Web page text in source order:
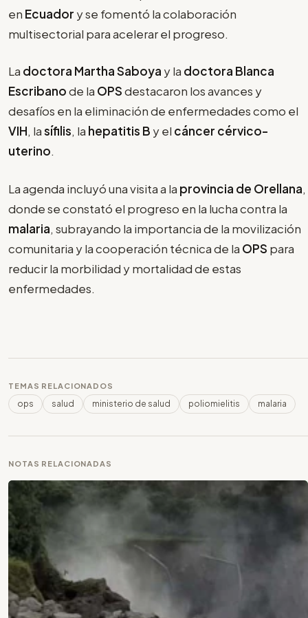
en Ecuador y se fomentó la colaboración
multisectorial para acelerar el progreso.
La doctora Martha Saboya y la doctora Blanca
Escribanode la OPSdestacaron los avances y
desafíos en la eliminación de enfermedades como el
VIH, lasífilis, la hepatitis B y el cáncer cérvico-
uterino.
La agenda incluyó una visita a la provincia de Orellana,
donde se constató el progreso en la lucha contra la
malaria, subrayando la importancia de la movilización
comunitaria y la cooperación técnica de la OPS para
reducir la morbilidad y mortalidad de estas
enfermedades.
TEMAS RELACIONADOS
ops salud ministerio de salud poliomielitis malaria
NOTAS RELACIONADAS